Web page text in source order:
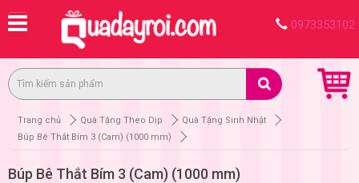
0973353102
Trang chủ Quà Tặng Theo Dịp
Quà Tặng Sinh Nhật
Búp Bê Thắt Bím 3 (Cam) (1000 mm)
Búp Bê Thắt Bím 3 (Cam) (1000 mm)